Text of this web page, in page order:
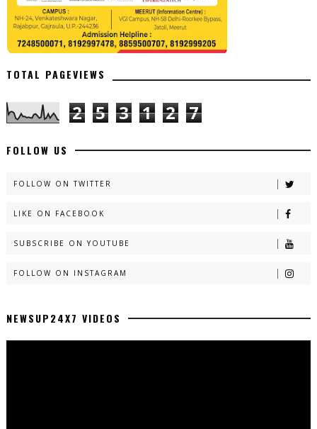
TOTAL PAGEVIEWS
2 5 3 1 2 7
FOLLOW US
FOLLOW ON TWITTER
LIKE ON FACEBOOK
SUBSCRIBE ON YOUTUBE
FOLLOW ON INSTAGRAM
NEWSUP24X7 VIDEOS